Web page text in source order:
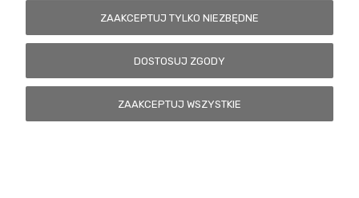
ZAAKCEPTUJ TYLKO NIEZBĘDNE
DOSTOSUJ ZGODY
ZAAKCEPTUJ WSZYSTKIE